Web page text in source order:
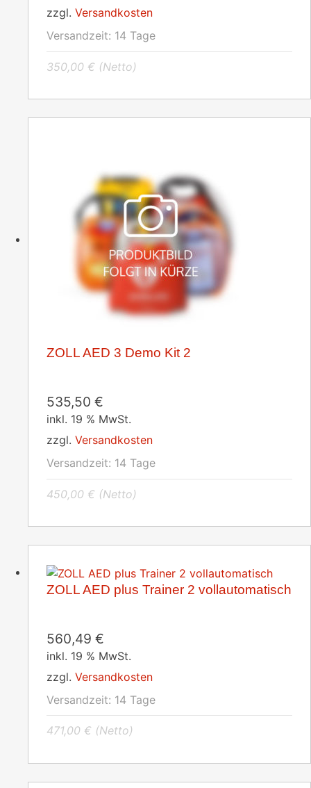
zzgl. Versandkosten
Versandzeit: 14 Tage
350,00 € (Netto)
ZOLL AED 3 Demo Kit 2
535,50 €
inkl. 19 % MwSt.
zzgl. Versandkosten
Versandzeit: 14 Tage
450,00 € (Netto)
ZOLL AED plus Trainer 2 vollautomatisch
560,49 €
inkl. 19 % MwSt.
zzgl. Versandkosten
Versandzeit: 14 Tage
471,00 € (Netto)